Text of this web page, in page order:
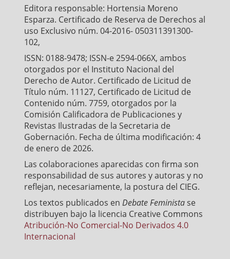
Editora responsable: Hortensia Moreno
Esparza. Certificado de Reserva de Derechos al
uso Exclusivo núm. 04-2016- 050311391300-
102,
ISSN: 0188-9478; ISSN-e 2594-066X, ambos
otorgados por el Instituto Nacional del
Derecho de Autor. Certificado de Licitud de
Título núm. 11127, Certificado de Licitud de
Contenido núm. 7759, otorgados por la
Comisión Calificadora de Publicaciones y
Revistas Ilustradas de la Secretaria de
Gobernación. Fecha de última modificación: 4
de enero de 2026.
Las colaboraciones aparecidas con firma son
responsabilidad de sus autores y autoras y no
reflejan, necesariamente, la postura del CIEG.
Los textos publicados en Debate Feministase
distribuyen bajo la licencia Creative Commons
Atribución-No Comercial-No Derivados 4.0
Internacional